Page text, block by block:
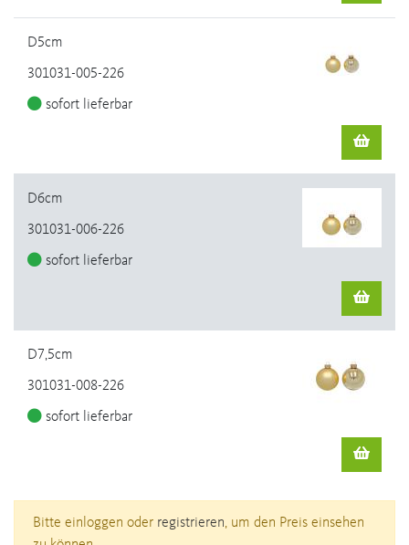
D5cm
301031-005-226
sofort lieferbar
D6cm
301031-006-226
sofort lieferbar
D7,5cm
301031-008-226
sofort lieferbar
Bitte einloggen oder registrieren, um den Preis einsehen